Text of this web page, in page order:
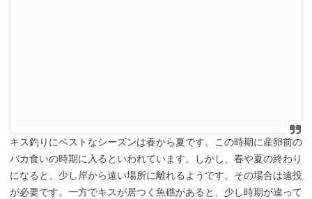
キス釣りにベストなシーズンは春から夏です。この時期に産卵前の
バカ食いの時期に入るといわれています。しかし、春や夏の終わり
になると、少し岸から遠い場所に離れるようです。その場合は遠投
が必要です。一方でキスが居つく魚礁があると、少し時期が違って